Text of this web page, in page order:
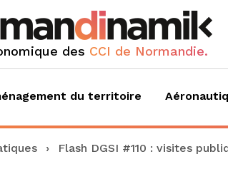
des CCI de Normandie.
du territoire
› Flash DGSI #110 : visites